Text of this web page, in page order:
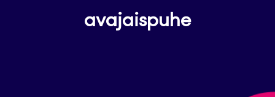
avajaispuhe